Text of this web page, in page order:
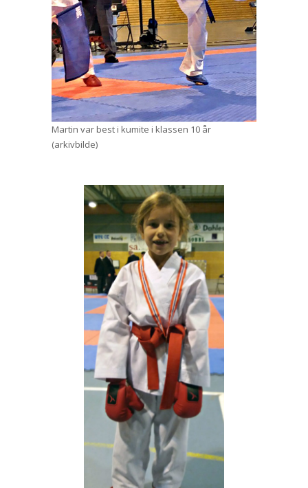
Martin var best i kumite i klassen 10 år
(arkivbilde)